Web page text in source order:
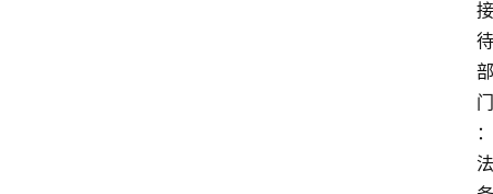
接
待
部
门
：
法